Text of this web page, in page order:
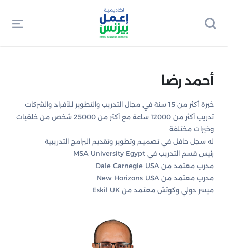
أحمد رضا
خبرة أكثر من 15 سنة في مجال التدريب والتطوير للأفراد والشركات
تدريب أكثر من 12000 ساعة مع أكثر من 25000 شخص من خلفيات
وخبرات مختلفة
له سجل حافل في تصميم وتطوير وتقديم البرامج التدريبية
رئيس قسم التدريب في MSA University Egypt
مدرب معتمد من Dale Carnegie USA
مدرب معتمد من New Horizons USA
ميسر دولي وكوتش معتمد من Eskil UK